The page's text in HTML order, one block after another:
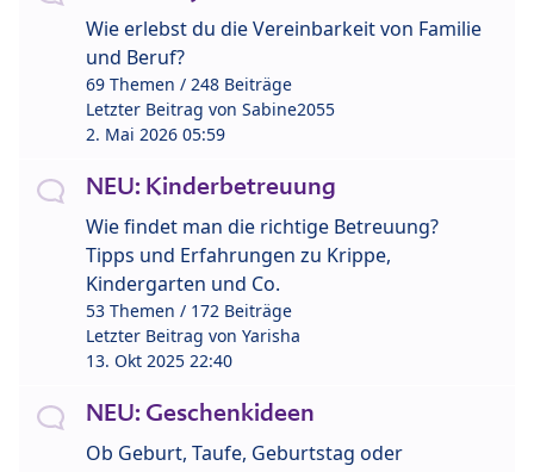
Wie erlebst du die Vereinbarkeit von Familie
und Beruf?
69 Themen / 248 Beiträge
Letzter Beitrag von Sabine2055
2. Mai 2026 05:59
NEU: Kinderbetreuung
Wie findet man die richtige Betreuung?
Tipps und Erfahrungen zu Krippe,
Kindergarten und Co.
53 Themen / 172 Beiträge
Letzter Beitrag von Yarisha
13. Okt 2025 22:40
NEU: Geschenkideen
Ob Geburt, Taufe, Geburtstag oder